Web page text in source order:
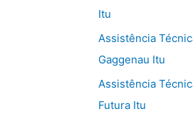
Itu
Assistência
Gaggenau Itu
Assistência
Futura Itu